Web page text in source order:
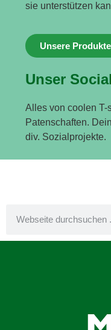
sie unterstützen
Unsere Produkte
Unser
Alles von coolen T-
Patenschaften.
div. Sozialprojekte.